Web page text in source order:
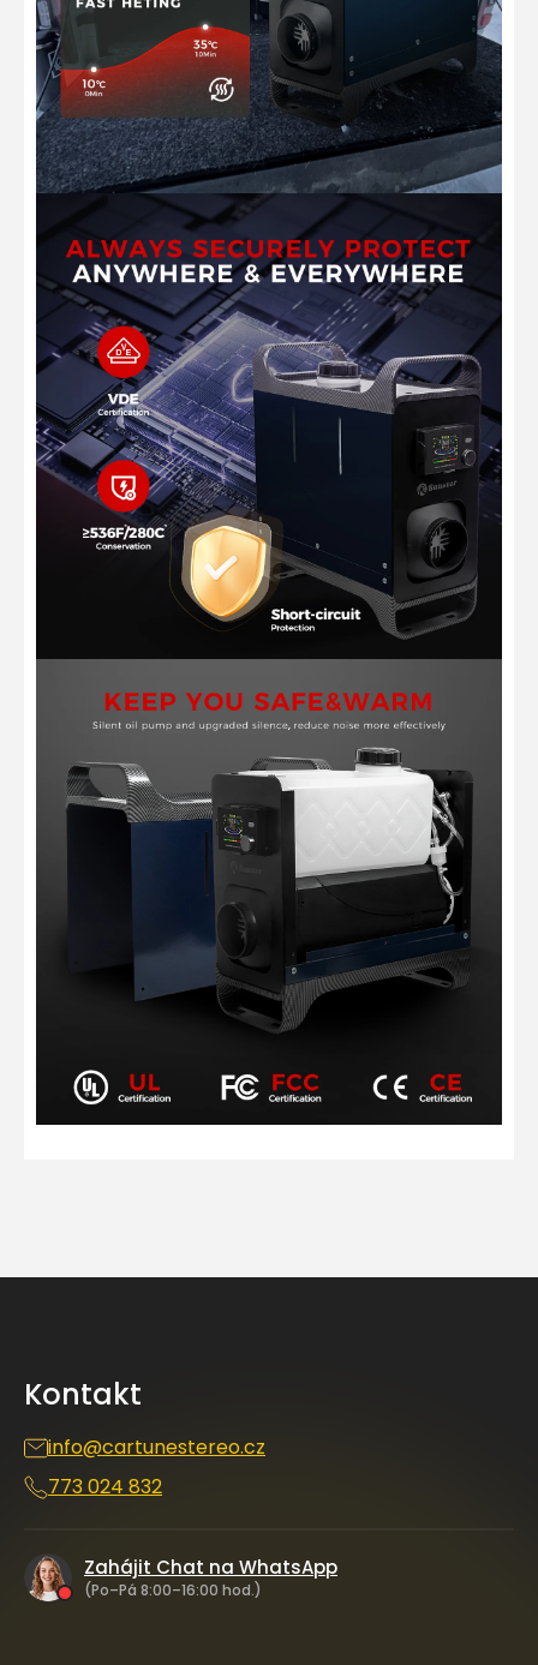
Kontakt
info@cartunestereo.cz
773 024 832
Zahájit Chat na WhatsApp
(Po–Pá 8:00–16:00 hod.)